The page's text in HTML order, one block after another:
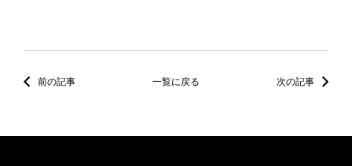
前の記事 一覧に戻る 次の記事